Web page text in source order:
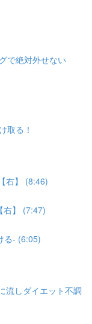
で絶対外せない
取る！
右】 (8:46)
右】 (7:47)
る- (6:05)
流しダイエット不調